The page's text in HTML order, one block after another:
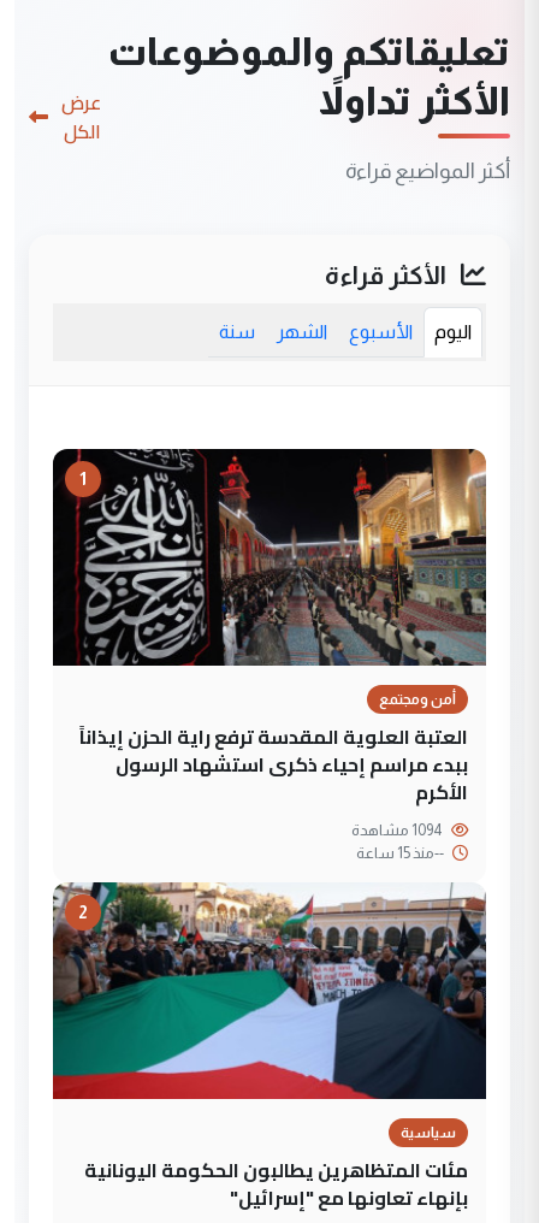
تعليقاتكم والموضوعات
الأكثر تداولاً
أكثر المواضيع قراءة
عرض
الكل
الأكثر قراءة
اليوم الأسبوع الشهر سنة
1
أمن ومجتمع
العتبة العلوية المقدسة ترفع راية الحزن إيذاناً
ببدء مراسم إحياء ذكرى استشهاد الرسول
الأكرم
--منذ 15 ساعة
2
سياسية
مئات المتظاهرين يطالبون الحكومة اليونانية
بإنهاء تعاونها مع "إسرائيل"